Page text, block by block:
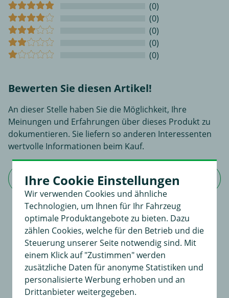
(0)
(0)
(0)
(0)
(0)
Bewerten Sie diesen Artikel!
An dieser Stelle haben Sie die Möglichkeit, Ihre
Meinungen und Erfahrungen über dieses Produkt zu
dokumentieren. Sie liefern so anderen Interessenten
wertvolle Informationen beim Kauf.
Jetzt Bewertung schreiben
Für dieses Produkt existiert noch keine
Bewertung
An dieser Stelle haben Sie die Möglichkeit, Ihre
Meinungen und Erfahrungen über dieses Produkt zu
dokumentieren.
Ihre Cookie Einstellungen
Wir verwenden Cookies und ähnliche
Technologien, um Ihnen für Ihr Fahrzeug
optimale Produktangebote zu bieten. Dazu
zählen Cookies, welche für den Betrieb und die
Steuerung unserer Seite notwendig sind. Mit
einem Klick auf "Zustimmen" werden
zusätzliche Daten für anonyme Statistiken und
personalisierte Werbung erhoben und an
Drittanbieter weitergegeben.